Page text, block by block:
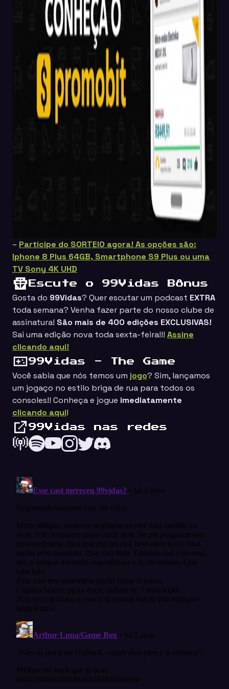
– Participe do SORTEIO agora! As opções são:
Iphone 8 Plus 64GB, Smartphone S9 Plus ou uma
TV Sony 4K UHD
Escute o 99Vidas Bônus
Gosta do 99Vidas? Quer escutar um podcast EXTRA
toda semana? Venha fazer parte do nosso clube de
assinatura! São mais de 400 edições EXCLUSIVAS!
Sai uma edição nova toda sexta-feira!!! Assine
clicando aqui!
99Vidas - The Game
Você sabia que nós temos um jogo? Sim, lançamos
um jogaço no estilo briga de rua para todos os
consoles!! Conheça e jogue imediatamente
clicando aqui!
99Vidas nas redes